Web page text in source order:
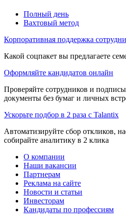
Полный день
Вахтовый метод
Корпоративная поддержка
Какой соцпакет вы предлагаете
Оформляйте кандидатов онлайн
Проверяйте сотрудников и
документы без бумаг и личных
Ускорьте подбор в 2 раза с Talantix
Автоматизируйте сбор откликов,
собирайте аналитику в 2 клика
О компании
Наши вакансии
Партнерам
Реклама на сайте
Новости и статьи
Инвесторам
Кандидаты по профессиям